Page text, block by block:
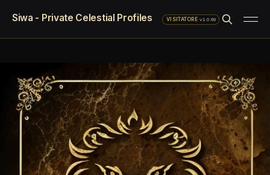
Siwa - Private Celestial Profiles VISITATORE·v1.0.69